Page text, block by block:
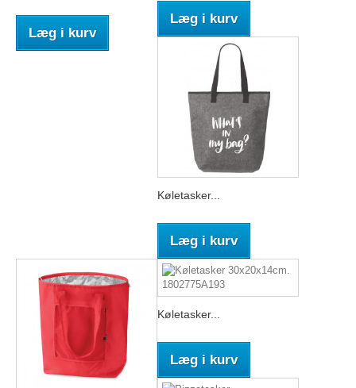
Læg i kurv
Læg i kurv
Køletasker...
Læg i kurv
Køletasker...
Læg i kurv